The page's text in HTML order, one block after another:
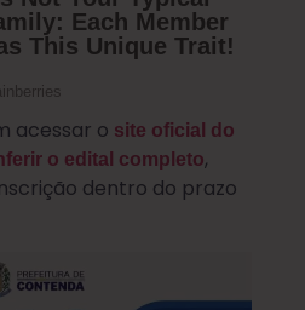
acessar o site oficial do
o edital completo,
dentro do prazo